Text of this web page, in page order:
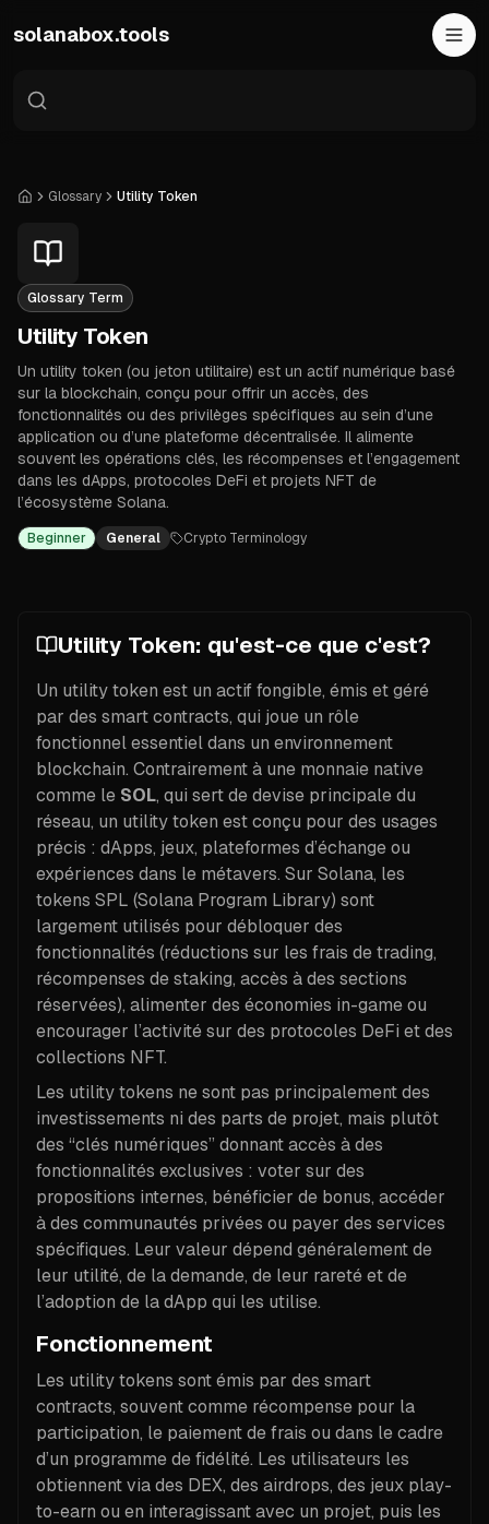
solanabox.tools
HomeGlossary Utility Token
Glossary Term
Utility Token
Un utility token (ou jeton utilitaire) est un actif numérique basé
sur la blockchain, conçu pour offrir un accès, des
fonctionnalités ou des privilèges spécifiques au sein d’une
application ou d’une plateforme décentralisée. Il alimente
souvent les opérations clés, les récompenses et l’engagement
dans les dApps, protocoles DeFi et projets NFT de
l’écosystème Solana.
Beginner General Crypto Terminology
Utility Token: qu'est-ce que c'est?
Un utility token est un actif fongible, émis et géré
par des smart contracts, qui joue un rôle
fonctionnel essentiel dans un environnement
blockchain. Contrairement à une monnaie native
comme le SOL, qui sert de devise principale du
réseau, un utility token est conçu pour des usages
précis : dApps, jeux, plateformes d’échange ou
expériences dans le métavers. Sur Solana, les
tokens SPL (Solana Program Library) sont
largement utilisés pour débloquer des
fonctionnalités (réductions sur les frais de trading,
récompenses de staking, accès à des sections
réservées), alimenter des économies in-game ou
encourager l’activité sur des protocoles DeFi et des
collections NFT.
Les utility tokens ne sont pas principalement des
investissements ni des parts de projet, mais plutôt
des “clés numériques” donnant accès à des
fonctionnalités exclusives : voter sur des
propositions internes, bénéficier de bonus, accéder
à des communautés privées ou payer des services
spécifiques. Leur valeur dépend généralement de
leur utilité, de la demande, de leur rareté et de
l’adoption de la dApp qui les utilise.
Fonctionnement
Les utility tokens sont émis par des smart
contracts, souvent comme récompense pour la
participation, le paiement de frais ou dans le cadre
d’un programme de fidélité. Les utilisateurs les
obtiennent via des DEX, des airdrops, des jeux play-
to-earn ou en interagissant avec un projet, puis les